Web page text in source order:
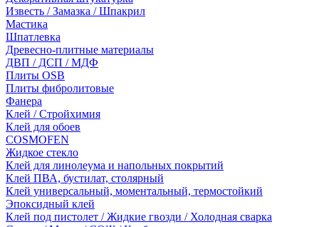
Известь / Замазка / Шпакрил
Мастика
Шпатлевка
Древесно-плитные материалы
ДВП / ДСП / МДФ
Плиты OSB
Плиты фибролитовые
Фанера
Клей / Стройхимия
Клей для обоев
COSMOFEN
Жидкое стекло
Клей для линолеума и напольных покрытий
Клей ПВА, бустилат, столярный
Клей универсальный, моментальный, термостойкий
Эпоксидный клей
Клей под пистолет / Жидкие гвозди / Холодная сварка